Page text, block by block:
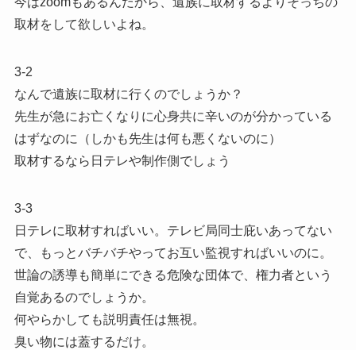
取材をして欲しいよね。
3-2
なんで遺族に取材に行くのでしょうか？
先生が急にお亡くなりに心身共に辛いのが分かっている
はずなのに（しかも先生は何も悪くないのに）
取材するなら日テレや制作側でしょう
3-3
日テレに取材すればいい。テレビ局同士庇いあってない
で、もっとバチバチやってお互い監視すればいいのに。
世論の誘導も簡単にできる危険な団体で、権力者という
自覚あるのでしょうか。
何やらかしても説明責任は無視。
臭い物には蓋するだけ。